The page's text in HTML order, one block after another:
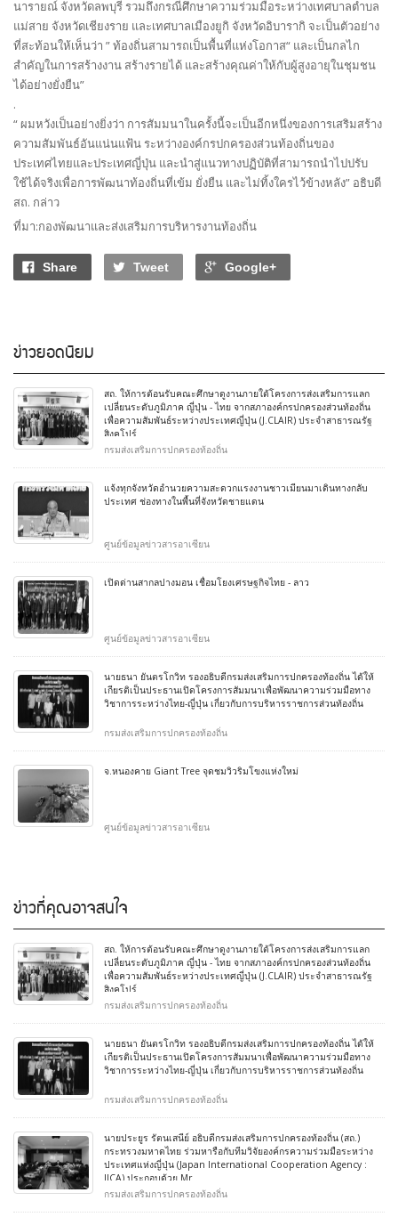
นารายณ์ จังหวัดลพบุรี รวมถึงกรณีศึกษาความร่วมมือระหว่างเทศบาลตำบล
แม่สาย จังหวัดเชียงราย และเทศบาลเมืองยูกิ จังหวัดอิบารากิ จะเป็นตัวอย่าง
ที่สะท้อนให้เห็นว่า ” ท้องถิ่นสามารถเป็นพื้นที่แห่งโอกาส“ และเป็นกลไก
สำคัญในการสร้างงาน สร้างรายได้ และสร้างคุณค่าให้กับผู้สูงอายุในชุมชน
ได้อย่างยั่งยืน”
.
“ ผมหวังเป็นอย่างยิ่งว่า การสัมมนาในครั้งนี้จะเป็นอีกหนึ่งของการเสริมสร้าง
ความสัมพันธ์อันแน่นแฟ้น ระหว่างองค์กรปกครองส่วนท้องถิ่นของ
ประเทศไทยและประเทศญี่ปุ่น และนำสู่แนวทางปฏิบัติที่สามารถนำไปปรับ
ใช้ได้จริงเพื่อการพัฒนาท้องถิ่นที่เข้ม ยั่งยืน และไม่ทิ้งใครไว้ข้างหลัง” อธิบดี
สถ. กล่าว
ที่มา:กองพัฒนาและส่งเสริมการบริหารงานท้องถิ่น
Share Tweet Google+
ข่าวยอดนิยม
สถ. ให้การต้อนรับคณะศึกษาดูงานภายใต้โครงการส่งเสริมการแลก
เปลี่ยนระดับภูมิภาค ญี่ปุ่น - ไทย จากสภาองค์กรปกครองส่วนท้องถิ่น
เพื่อความสัมพันธ์ระหว่างประเทศญี่ปุ่น (J.CLAIR) ประจำสาธารณรัฐ
สิงคโปร์
กรมส่งเสริมการปกครองท้องถิ่น
แจ้งทุกจังหวัดอำนวยความสะดวกแรงงานชาวเมียนมาเดินทางกลับ
ประเทศ ช่องทางในพื้นที่จังหวัดชายแดน
ศูนย์ข้อมูลข่าวสารอาเซียน
เปิดด่านสากลปางมอน เชื่อมโยงเศรษฐกิจไทย - ลาว
ศูนย์ข้อมูลข่าวสารอาเซียน
นายธนา ยันตรโกวิท รองอธิบดีกรมส่งเสริมการปกครองท้องถิ่น ได้ให้
เกียรติเป็นประธานเปิดโครงการสัมมนาเพื่อพัฒนาความร่วมมือทาง
วิชาการระหว่างไทย-ญี่ปุ่น เกี่ยวกับการบริหารราชการส่วนท้องถิ่น
กรมส่งเสริมการปกครองท้องถิ่น
จ.หนองคาย Giant Tree จุดชมวิวริมโขงแห่งใหม่
ศูนย์ข้อมูลข่าวสารอาเซียน
ข่าวที่คุณอาจสนใจ
สถ. ให้การต้อนรับคณะศึกษาดูงานภายใต้โครงการส่งเสริมการแลก
เปลี่ยนระดับภูมิภาค ญี่ปุ่น - ไทย จากสภาองค์กรปกครองส่วนท้องถิ่น
เพื่อความสัมพันธ์ระหว่างประเทศญี่ปุ่น (J.CLAIR) ประจำสาธารณรัฐ
สิงคโปร์
กรมส่งเสริมการปกครองท้องถิ่น
นายธนา ยันตรโกวิท รองอธิบดีกรมส่งเสริมการปกครองท้องถิ่น ได้ให้
เกียรติเป็นประธานเปิดโครงการสัมมนาเพื่อพัฒนาความร่วมมือทาง
วิชาการระหว่างไทย-ญี่ปุ่น เกี่ยวกับการบริหารราชการส่วนท้องถิ่น
กรมส่งเสริมการปกครองท้องถิ่น
นายประยูร รัตนเสนีย์ อธิบดีกรมส่งเสริมการปกครองท้องถิ่น (สถ.)
กระทรวงมหาดไทย ร่วมหารือกับทีมวิจัยองค์กรความร่วมมือระหว่าง
ประเทศแห่งญี่ปุ่น (Japan International Cooperation Agency :
JICA) ประกอบด้วย Mr
กรมส่งเสริมการปกครองท้องถิ่น